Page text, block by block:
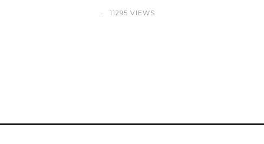
11295 VIEWS